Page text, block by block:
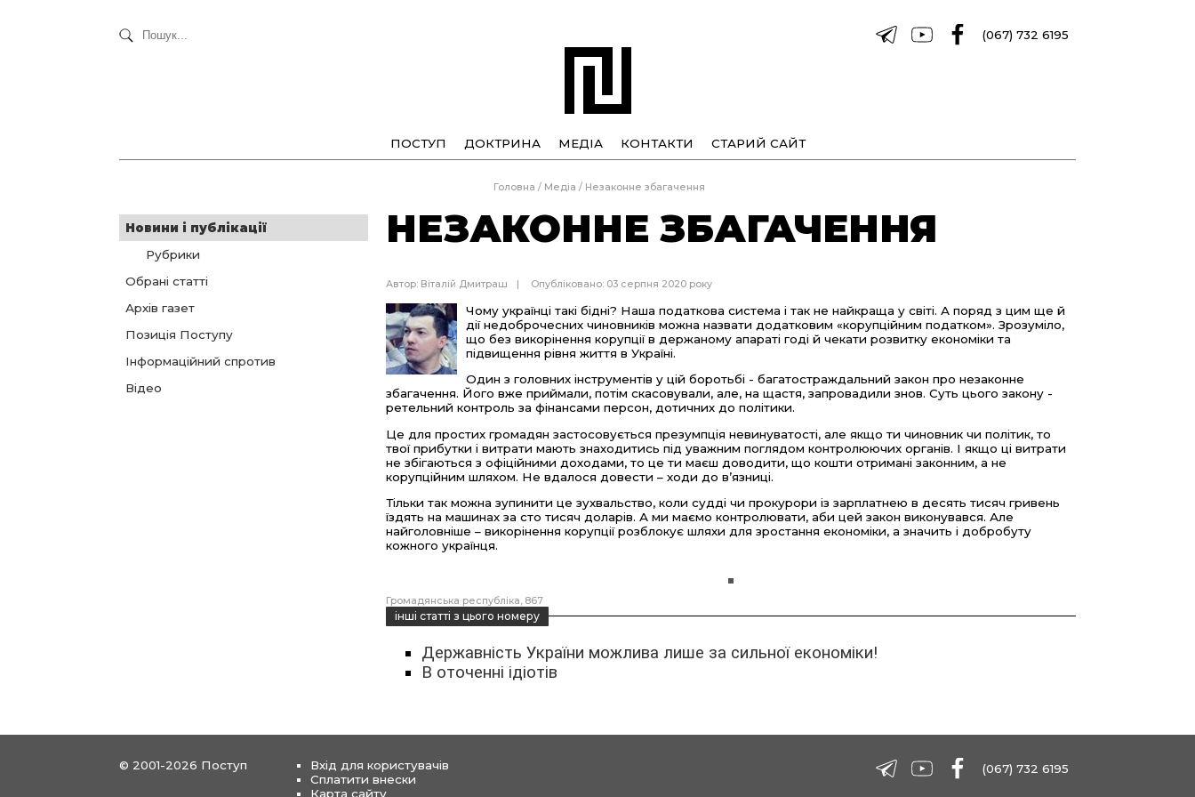
(067) 732 6195
ПОСТУП ДОКТРИНА МЕДІА КОНТАКТИ СТАРИЙ САЙТ
Головна / Медіа / Незаконне збагачення
Новини і публікації
Рубрики
Обрані статті
Архів газет
Позиція Поступу
Інформаційний спротив
Відео
НЕЗАКОННЕ ЗБАГАЧЕННЯ
Автор: Віталій Дмитраш Опубліковано: 03 серпня 2020 року
Чому українці такі бідні? Наша податкова система і так не найкраща у світі. А поряд з цим ще й
дії недоброчесних чиновників можна назвати додатковим «корупційним податком». Зрозуміло,
що без викорінення корупції в держаному апараті годі й чекати розвитку економіки та
підвищення рівня життя в Україні.
Один з головних інструментів у цій боротьбі - багатостраждальний закон про незаконне
збагачення. Його вже приймали, потім скасовували, але, на щастя, запровадили знов. Суть цього закону -
ретельний контроль за фінансами персон, дотичних до політики.
Це для простих громадян застосовується презумпція невинуватості, але якщо ти чиновник чи політик, то
твої прибутки і витрати мають знаходитись під уважним поглядом контролюючих органів. І якщо ці витрати
не збігаються з офіційними доходами, то це ти маєш доводити, що кошти отримані законним, а не
корупційним шляхом. Не вдалося довести – ходи до в’язниці.
Тільки так можна зупинити це зухвальство, коли судді чи прокурори із зарплатнею в десять тисяч гривень
їздять на машинах за сто тисяч доларів. А ми маємо контролювати, аби цей закон виконувався. Але
найголовніше – викорінення корупції розблокує шляхи для зростання економіки, а значить і добробуту
кожного українця.
Громадянська республіка 867
інші статті з цього номеру
Державність України можлива лише за сильної економіки!
В оточенні ідіотів
© 2001-2026 Поступ
Вхід для користувачів
Сплатити внески
Карта сайту
(067) 732 6195